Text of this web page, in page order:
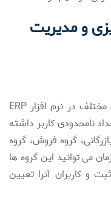
و مدیریت
امکان تعریف دپارتمان و گروه های کاری مختلف در نرم افزار ERP
نامحدودی کاربر داشته
گروه فروش، گروه
می توانید این گروه ها
و کاربران آنرا تعیین